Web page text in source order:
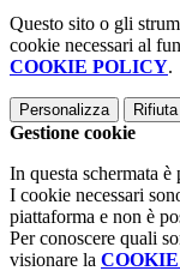
Questo sito o gli
cookie necessari al
COOKIE POLICY.
Personalizza
Gestione cookie
In questa schermata
I cookie necessari
piattaforma e non è
Per conoscere quali
visionare la